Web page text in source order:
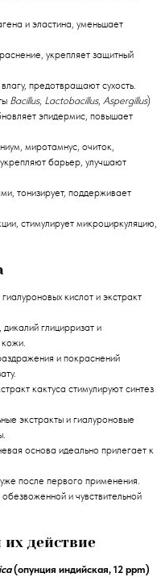
и эластина, уменьшает
укрепляет защитный
предотвращают сухость.
Bacillus, Lactobacillus, Aspergillus)
эпидермис, повышает
миротамнус, очиток,
барьер, улучшают
тонизирует, поддерживает
стимулирует микроциркуляцию,
кислот и экстракт
глицирризат и
и покраснений
кактуса стимулируют синтез
экстракты и гиалуроновые
основа идеально прилегает к
после первого применения.
и чувствительной
действие
(опунция индийская, 12 ppm)